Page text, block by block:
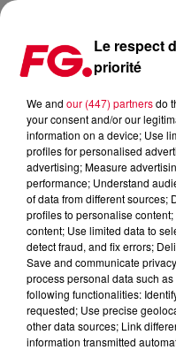
CLUB FG : FEDDE LE GRAND
Le respect
priorité
We and our (447) partnersdo
your consent and/or our
information on a device; Use
profiles for personalised
advertising; Measure
performance; Understand
of data from different sources;
profiles to personalise
content; Use limited data to
detect fraud, and fix errors;
Save and communicate
process personal data such
following functionalities:
requested; Use precise
other data sources; Link
information transmitted